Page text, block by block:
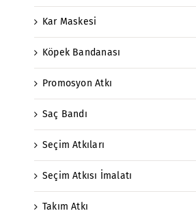
Kar Maskesi
Köpek Bandanası
Promosyon Atkı
Saç Bandı
Seçim Atkıları
Seçim Atkısı İmalatı
Takım Atkı